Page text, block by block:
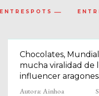
ENTRESPOTS
Chocolates,
mucha viralidad de
influencer
Autora: Ainhoa
Sabina Banzo, tras